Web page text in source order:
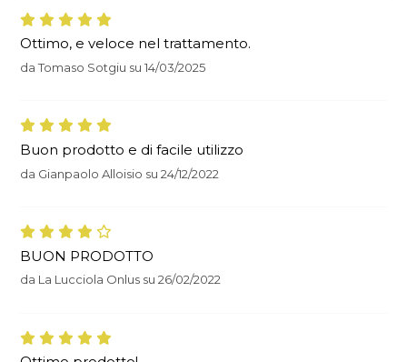
Ottimo, e veloce nel trattamento.
daTomaso Sotgiu su14/03/2025
Buon prodotto e di facile utilizzo
da Gianpaolo Alloisio su24/12/2022
BUON PRODOTTO
da La Lucciola Onlus su26/02/2022